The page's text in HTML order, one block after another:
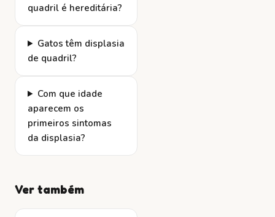
quadril é hereditária?
Gatos têm displasia
de quadril?
Com que idade
aparecem os
primeiros sintomas
da displasia?
Ver também